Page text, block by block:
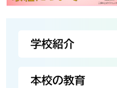
学校紹介
本校の教育